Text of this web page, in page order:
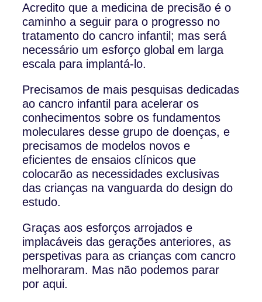
Acredito que a medicina de precisão é o
caminho a seguir para o progresso no
tratamento do cancro infantil; mas será
necessário um esforço global em larga
escala para implantá-lo.
Precisamos de mais pesquisas dedicadas
ao cancro infantil para acelerar os
conhecimentos sobre os fundamentos
moleculares desse grupo de doenças, e
precisamos de modelos novos e
eficientes de ensaios clínicos que
colocarão as necessidades exclusivas
das crianças na vanguarda do design do
estudo.
Graças aos esforços arrojados e
implacáveis ​​das gerações anteriores, as
perspetivas para as crianças com cancro
melhoraram. Mas não podemos parar
por aqui.